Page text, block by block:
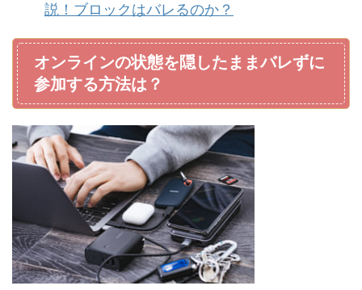
説！ブロックはバレるのか？
オンラインの状態を隠したままバレずに
参加する方法は？